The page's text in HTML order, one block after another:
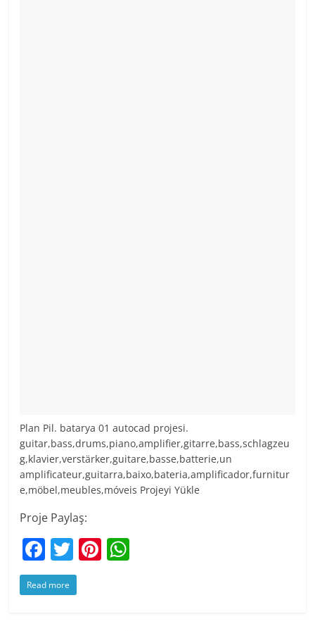
Plan Pil. batarya 01 autocad projesi.
guitar,bass,drums,piano,amplifier,gitarre,bass,schlagzeu
g,klavier,verstärker,guitare,basse,batterie,un
amplificateur,guitarra,baixo,bateria,amplificador,furnitur
e,möbel,meubles,móveis Projeyi Yükle
Proje Paylaş:
F
a
c
T
w
itt
Pi
Read more